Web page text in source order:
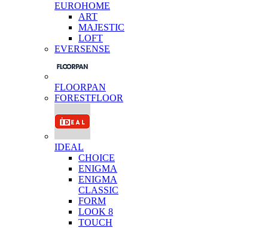
EUROHOME
ART
MAJESTIC
LOFT
EVERSENSE
FLOORPAN
FORESTFLOOR
IDEAL
CHOICE
ENIGMA
ENIGMA
CLASSIC
FORM
LOOK 8
TOUCH